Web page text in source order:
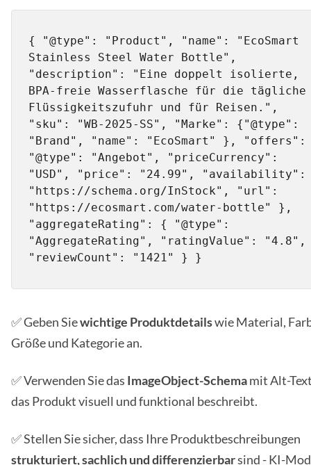
{ "@type": "Product", "name": "EcoSmart
Stainless Steel Water Bottle",
"description": "Eine doppelt isolierte,
BPA-freie Wasserflasche für die tägliche
Flüssigkeitszufuhr und für Reisen.",
"sku": "WB-2025-SS", "Marke": {"@type":
"Brand", "name": "EcoSmart" },
"@type": "Angebot", "priceCurrency":
"USD", "price": "24.99", "availability":
"https://schema.org/InStock", "url":
"https://ecosmart.com/water-bottle" },
"aggregateRating": { "@type":
"AggregateRating", "ratingValue": "4.8",
"reviewCount": "1421" } }
✅ Geben Siewichtige Produktdetailswie Material,
Größe und Kategorie an.
✅ Verwenden Sie das ImageObject-Schemamit Alt-
das Produkt visuell und funktional beschreibt.
✅ Stellen Sie sicher, dass Ihre Produktbeschreibungen
strukturiert, sachlich und differenzierbarsind - KI-